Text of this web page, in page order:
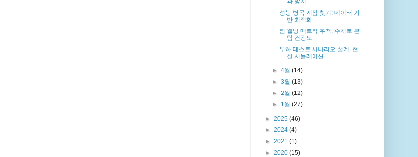
과 방지
성능 병목 지점 찾기: 데이터 기
반 최적화
팀 웰빙 메트릭 추적: 수치로 본
팀 건강도
부하 테스트 시나리오 설계: 현
실 시뮬레이션
► 4월 (14)
► 3월 (13)
► 2월 (12)
► 1월 (27)
► 2025 (46)
► 2024 (4)
► 2021 (1)
► 2020 (15)